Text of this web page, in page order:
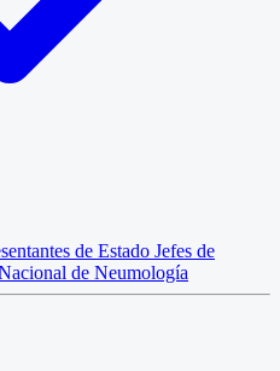
de Estado Jefes de
de Neumología